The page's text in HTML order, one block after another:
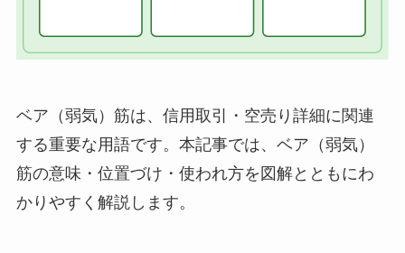
ベア（弱気）筋は、信用取引・空売り詳細に関連
する重要な用語です。本記事では、ベア（弱気）
筋の意味・位置づけ・使われ方を図解とともにわ
かりやすく解説します。